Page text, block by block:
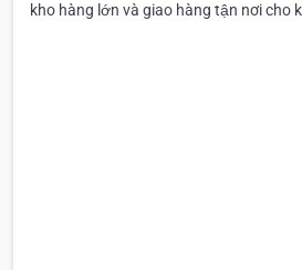
kho hàng lớn và giao hàng tận nơi cho